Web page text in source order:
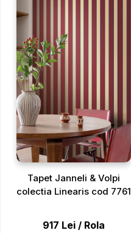
Tapet Janneli & Volpi
colectia Linearis cod 7761
917 Lei / Rola